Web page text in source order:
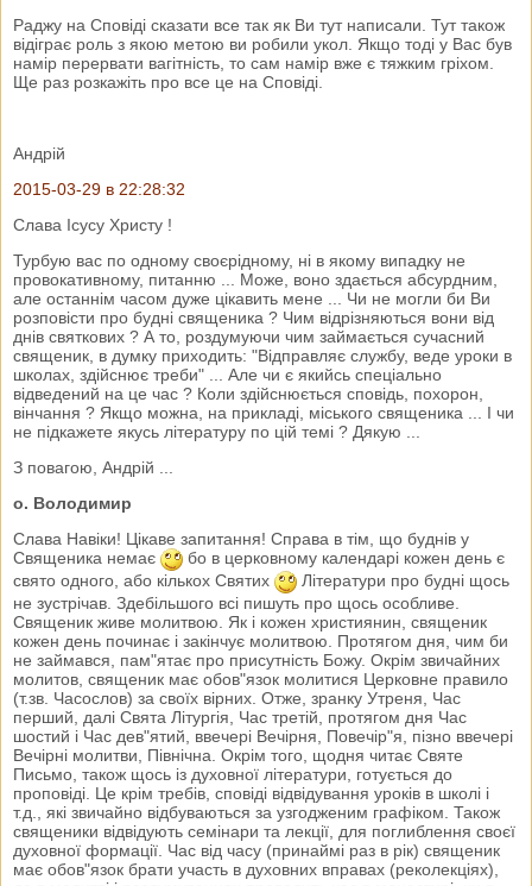
Раджу на Сповіді сказати все так як Ви тут написали. Тут також
відіграє роль з якою метою ви робили укол. Якщо тоді у Вас був
намір перервати вагітність, то сам намір вже є тяжким гріхом.
Ще раз розкажіть про все це на Сповіді.
Андрій
2015-03-29 в 22:28:32
Слава Ісусу Христу !
Турбую вас по одному своєрідному, ні в якому випадку не
провокативному, питанню ... Може, воно здається абсурдним,
але останнім часом дуже цікавить мене ... Чи не могли би Ви
розповісти про будні священика ? Чим відрізняються вони від
днів святкових ? А то, роздумуючи чим займається сучасний
священик, в думку приходить: "Відправляє службу, веде уроки в
школах, здійснює треби" ... Але чи є якийсь спеціально
відведений на це час ? Коли здійснюється сповідь, похорон,
вінчання ? Якщо можна, на прикладі, міського священика ... І чи
не підкажете якусь літературу по цій темі ? Дякую ...
З повагою, Андрій ...
о. Володимир
Слава Навіки! Цікаве запитання! Справа в тім, що буднів у
Священика немає
бо в церковному календарі кожен день є
свято одного, або кількох Святих
Літератури про будні щось
не зустрічав. Здебільшого всі пишуть про щось особливе.
Священик живе молитвою. Як і кожен християнин, священик
кожен день починає і закінчує молитвою. Протягом дня, чим би
не займався, пам"ятає про присутність Божу. Окрім звичайних
молитов, священик має обов"язок молитися Церковне правило
(т.зв. Часослов) за своїх вірних. Отже, зранку Утреня, Час
перший, далі Свята Літургія, Час третій, протягом дня Час
шостий і Час дев"ятий, ввечері Вечірня, Повечір"я, пізно ввечері
Вечірні молитви, Північна. Окрім того, щодня читає Святе
Письмо, також щось із духовної літератури, готується до
проповіді. Це крім требів, сповіді відвідування уроків в школі і
т.д., які звичайно відбуваються за узгодженим графіком. Також
священики відвідують семінари та лекції, для поглиблення своєї
духовної формації. Час від часу (принаймі раз в рік) священик
має обов"язок брати участь в духовних вправах (реколекціях),